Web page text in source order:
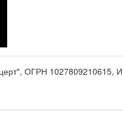
ОГРН 1027809210615,